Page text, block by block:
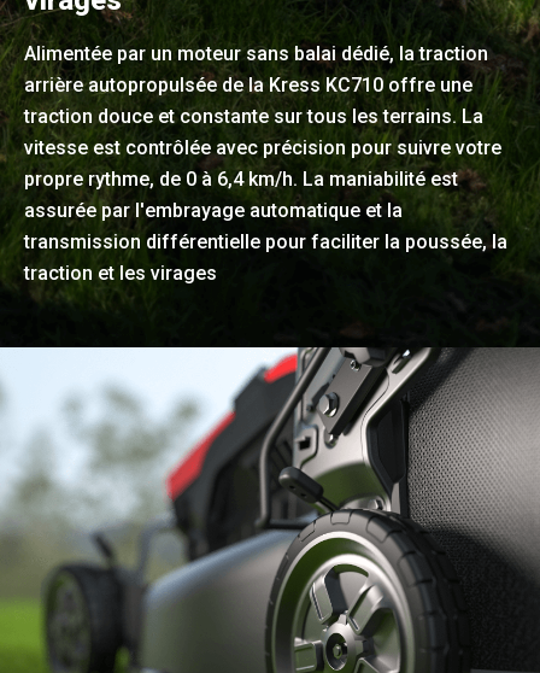
Alimentée par un moteur sans balai dédié, la traction
arrière autopropulsée de la Kress KC710 offre une
traction douce et constante sur tous les terrains. La
vitesse est contrôlée avec précision pour suivre votre
propre rythme, de 0 à 6,4 km/h. La maniabilité est
assurée par l'embrayage automatique et la
transmission différentielle pour faciliter la poussée, la
traction et les virages